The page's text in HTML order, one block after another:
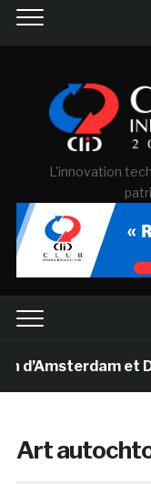
L'innovation
et
Art